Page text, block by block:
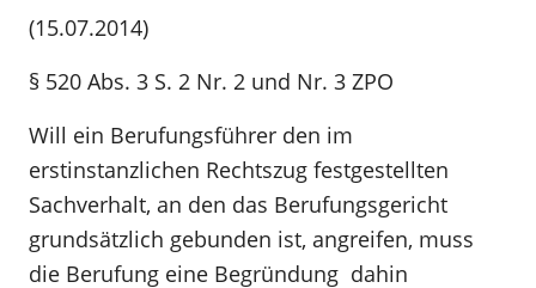
(15.07.2014)
§ 520 Abs. 3 S. 2 Nr. 2 und Nr. 3 ZPO
Will ein Berufungsführer den im
erstinstanzlichen Rechtszug festgestellten
Sachverhalt, an den das Berufungsgericht
grundsätzlich gebunden ist, angreifen, muss
die Berufung eine Begründung dahin